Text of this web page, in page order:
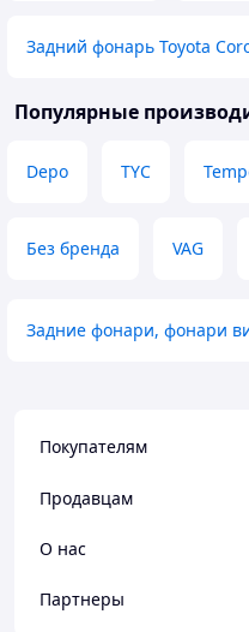
Задний фонарь Toyota
Популярные
Depo TYC
Без бренда VAG
Задние фонари, фонари
Покупателям
Продавцам
О нас
Партнеры